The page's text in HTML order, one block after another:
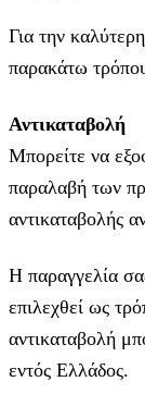
Για την
παρακάτω
Αντικαταβολή
Μπορείτε να
παραλαβή των
αντικαταβολής
Η παραγγελία
επιλεχθεί ως
αντικαταβολή
εντός Ελλάδος.